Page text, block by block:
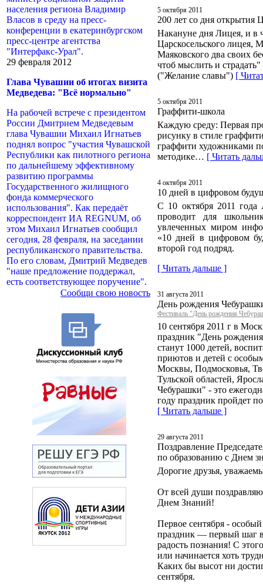
населения региона Владимир
Власов в среду на пресс-
конференции в екатеринбургском
пресс-центре агентства
"Интерфакс-Урал".
29 февраля 2012
Глава Чувашии об итогах визита
Медведева: "Всё нормально"
На рабочей встрече с президентом
России Дмитрием Медведевым
глава Чувашии Михаил Игнатьев
поднял вопрос "участия Чувашской
Республики как пилотного региона
по дальнейшему эффективному
развитию программы
Государственного жилищного
фонда коммерческого
использования". Как передаёт
корреспондент ИА REGNUM, об
этом Михаил Игнатьев сообщил
сегодня, 28 февраля, на заседании
республиканского правительства.
По его словам, Дмитрий Медведев
"наше предложение поддержал,
есть соответствующее поручение".
Сообщи свою новость
5 октября 2011
200 лет со дня открытия
Накануне дня Лицея, и в
Царскосельского лицея,
Маяковского два своих
чтоб мыслить и
("Желание славы") [
5 октября 2011
Граффити-школа
Каждую среду: Первая
рисунку в стиле
граффити художниками
методике… [ Читать
4 октября 2011
10 дней в цифровом
С 10 октября 2011
проводит для
увлеченных миром
«10 дней в цифровом
второй год подряд.
[ Читать дальше ]
31 августа 2011
День рождения
Фестиваль "День рождения
10 сентября 2011 г в
праздник "День
станут 1000 детей,
приютов и детей с
Москвы, Подмосковья,
Тульской областей,
Чебурашки" - это
году праздник пройдет
[ Читать дальше ]
29 августа 2011
Поздравление
по образованию с Днем
Дорогие друзья,
От всей души
Днем Знаний!
Первое сентября -
праздник — первый шаг
радость познания! С
или начинается хоть
Каких бы высот ни
сентября.